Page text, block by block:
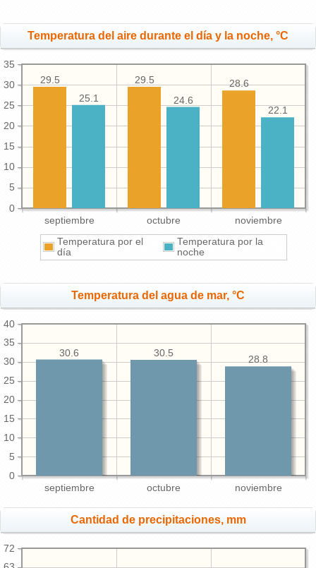
Temperatura del aire durante el día y la noche, °C
septiembre octubre noviembre
0
5
10
15
20
25
30
35
28.6
29.5
29.5
22.1
24.6
25.1
Temperatura por el
día
Temperatura por la
noche
Temperatura del agua de mar, °C
septiembre octubre noviembre
0
5
10
15
20
25
30
35
40
28.8
30.5
30.6
Cantidad de precipitaciones, mm
72